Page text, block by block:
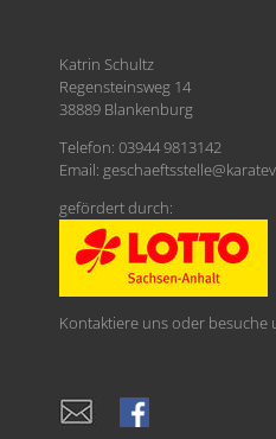
Katrin Schultz
Regensteinsweg 14
38889 Blankenburg
Telefon: 03944 9813142
Email: geschaeftsstelle@
gefördert durch:
Kontaktiere uns oder besuche